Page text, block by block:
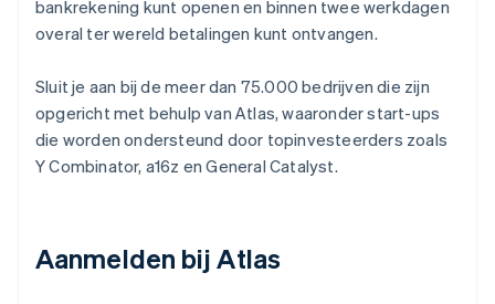
bankrekening kunt openen en binnen twee werkdagen
overal ter wereld betalingen kunt ontvangen.
Sluit je aan bij de meer dan 75.000 bedrijven die zijn
opgericht met behulp van Atlas, waaronder start-ups
die worden ondersteund door topinvesteerders zoals
Y Combinator, a16z en General Catalyst.
Aanmelden bij Atlas